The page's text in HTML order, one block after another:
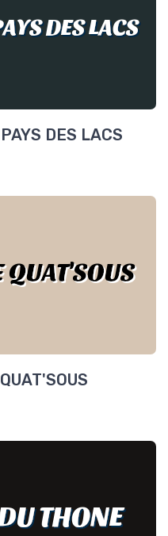
DES LACS
DES LACS
QUAT'SOUS
THONE